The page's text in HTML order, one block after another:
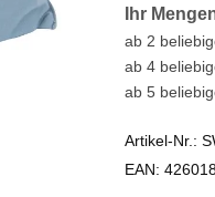
Ihr
ab 2
ab 4
ab 5
Artikel-Nr.:
EAN: